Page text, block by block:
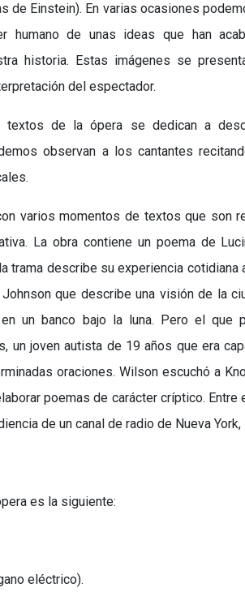
de Einstein). En varias ocasiones
humano de unas ideas que han
historia. Estas imágenes se
del espectador.
textos de la ópera se dedican a
observan a los cantantes
varios momentos de textos que son
La obra contiene un poema de
trama describe su experiencia
que describe una visión de la
un banco bajo la luna. Pero el
un joven autista de 19 años que era
oraciones. Wilson escuchó a
poemas de carácter críptico.
de un canal de radio de Nueva
es la siguiente:
eléctrico).